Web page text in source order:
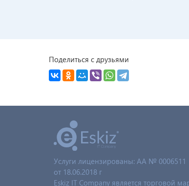
Поделиться с друзьями
Услуги лицензированы: AA № 0006511
от 18.06.2018 г
Eskiz IT Company является торговой